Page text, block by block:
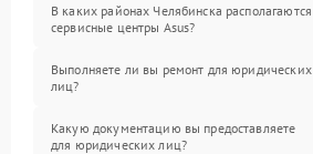
В каких районах Челябинска располагаются
сервисные центры Asus?
Выполняете ли вы ремонт для юридических
лиц?
Какую документацию вы предоставляете
для юридических лиц?